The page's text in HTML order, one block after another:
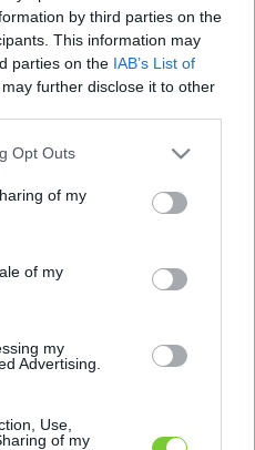
by third parties on the
This information may
parties on the IAB’s List of
further disclose it to other
uses one or more Google
behaviour. You may click to
and its third-party tags to
purposes in below Google
Opt Outs
of my
of my
my
Advertising.
Use,
of my
Jelszó
felhasználónevét?
Bejelentkezés
szolgáltatások térképes